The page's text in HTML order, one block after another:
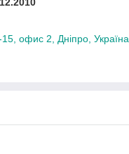
офис 2, Дніпро, Україна